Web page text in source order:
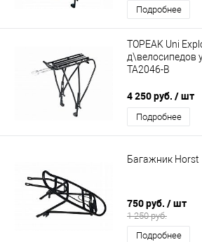
Подробнее
TOPEAK Uni
д\велосипедов
TA2046-B
4 250 руб. / шт
Подробнее
Багажник Horst
750 руб. / шт
1 250 руб.
Подробнее